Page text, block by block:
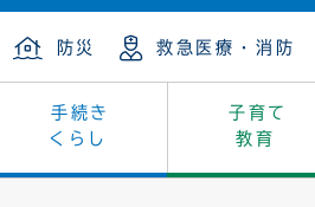
防災 救急医療・消防
手続き
くらし
子育て
教育